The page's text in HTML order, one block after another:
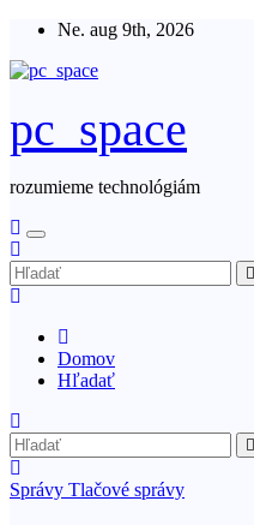
Skip
content
Ne. aug 9th, 2026
pc_space
rozumieme technológiám
Domov
Hľadať
Správy Tlačové správy